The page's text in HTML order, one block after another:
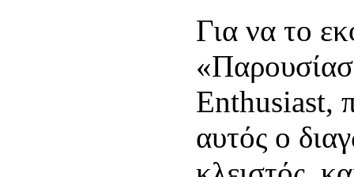
Για να το
Enthusiast,
αυτός ο